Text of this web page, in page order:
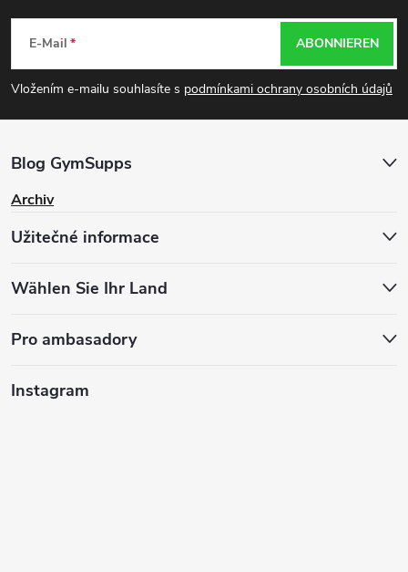
F
u
ß
z
e
e
E-Mail
Vložením e-mailu souhlasíte s podmínkami ochrany osobních údajů
ABONNIEREN
Blog GymSupps
Archiv
Užitečné informace
Wählen Sie Ihr Land
Pro ambasadory
Instagram